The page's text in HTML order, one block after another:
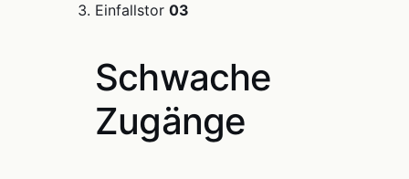
Einfallstor 03
Schwache
Zugänge